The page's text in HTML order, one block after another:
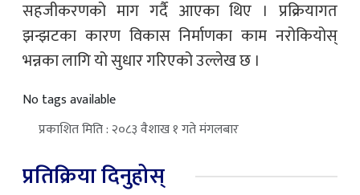
सहजीकरणको माग गर्दै आएका थिए । प्रक्रियागत
झन्झटका कारण विकास निर्माणका काम नरोकियोस्
भन्नका लागि यो सुधार गरिएको उल्लेख छ ।
No tags available
प्रकाशित मिति : २०८३ वैशाख १ गते मंगलबार
प्रतिक्रिया दिनुहोस्